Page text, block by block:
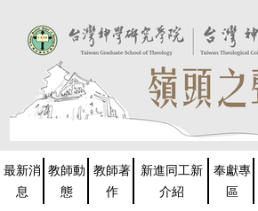
容
最新消
息
教師動
態
教師著
作
新進同工新
介紹
奉獻專
區